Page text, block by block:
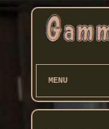
MENU